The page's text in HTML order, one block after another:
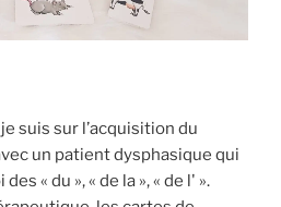
suis sur l’acquisition du
un patient dysphasique qui
« du », « de la », « de l' ».